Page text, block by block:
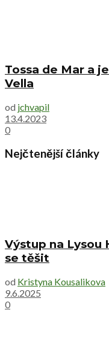
Tossa de Mar a
Vella
od jchvapil
13.4.2023
0
Nejčtenější články
Výstup na Lysou
se těšit
od Kristyna Kousalikova
9.6.2025
0